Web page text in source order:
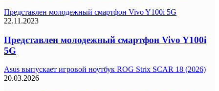
Представлен молодежный смартфон Vivo Y100i 5G
22.11.2023
Представлен молодежный смартфон Vivo Y100i
5G
Asus выпускает игровой ноутбук ROG Strix SCAR 18 (2026)
20.03.2026